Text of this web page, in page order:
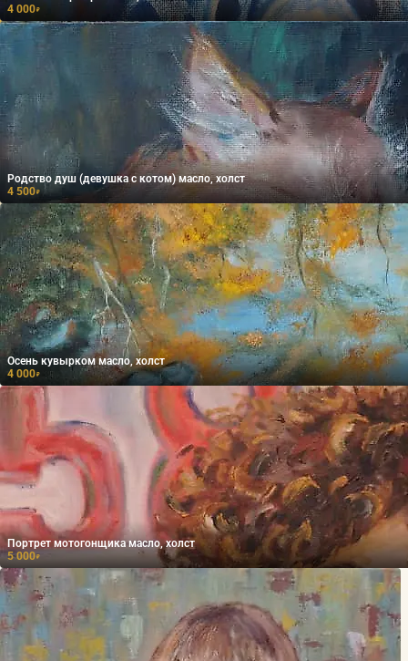
4 000₽
Родство душ (девушка с котом) масло, холст
4 500₽
Осень кувырком масло, холст
4 000₽
Портрет мотогонщика масло, холст
5 000₽